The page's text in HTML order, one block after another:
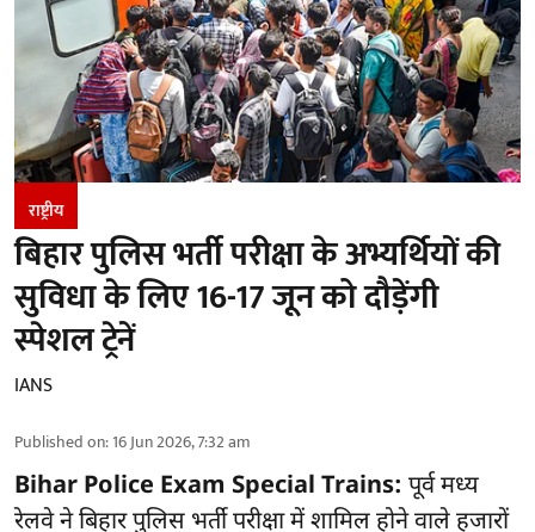
राष्ट्रीय
बिहार पुलिस भर्ती परीक्षा के अभ्यर्थियों की
सुविधा के लिए 16-17 जून को दौड़ेंगी
स्पेशल ट्रेनें
IANS
Published on:16 Jun 2026, 7:32 am
Bihar Police Exam Special Trains: पूर्व मध्य
रेलवे ने बिहार पुलिस भर्ती परीक्षा में शामिल होने वाले हजारों